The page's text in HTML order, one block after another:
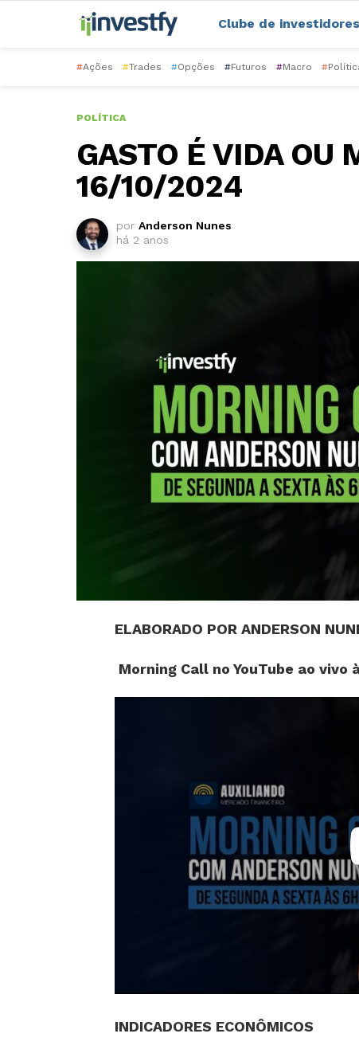
Clube de investidores
#Ações #Trades #Opções #Futuros #Macro #
POLÍTICA
GASTO É VIDA OU
16/10/2024
por Anderson Nunes
há 2 anos
ELABORADO POR ANDERSON
Morning Call no YouTube ao vivo
INDICADORES ECONÔMICOS